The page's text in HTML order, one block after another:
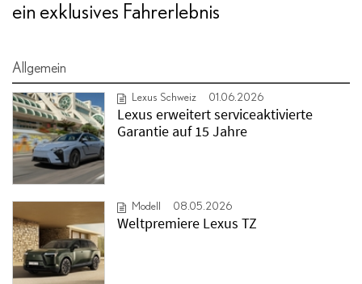
ein exklusives Fahrerlebnis
Allgemein
Lexus Schweiz 01.06.2026
Lexus erweitert serviceaktivierte
Garantie auf 15 Jahre
Modell 08.05.2026
Weltpremiere Lexus TZ